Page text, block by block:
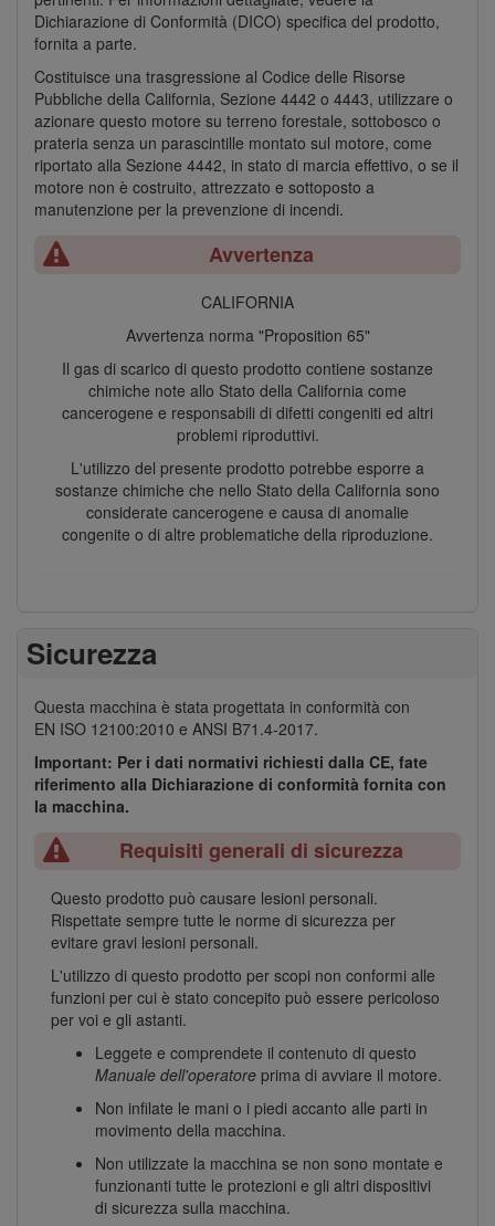
Dichiarazione di Conformità (DICO) specifica del prodotto,
fornita a parte.
Costituisce una trasgressione al Codice delle Risorse
Pubbliche della California, Sezione 4442 o 4443, utilizzare o
azionare questo motore su terreno forestale, sottobosco o
prateria senza un parascintille montato sul motore, come
riportato alla Sezione 4442, in stato di marcia effettivo, o se il
motore non è costruito, attrezzato e sottoposto a
manutenzione per la prevenzione di incendi.
Avvertenza
CALIFORNIA
Avvertenza norma "Proposition 65"
Il gas di scarico di questo prodotto contiene sostanze
chimiche note allo Stato della California come
cancerogene e responsabili di difetti congeniti ed altri
problemi riproduttivi.
L'utilizzo del presente prodotto potrebbe esporre a
sostanze chimiche che nello Stato della California sono
considerate cancerogene e causa di anomalie
congenite o di altre problematiche della riproduzione.
Sicurezza
Questa macchina è stata progettata in conformità con
EN ISO 12100:2010 e ANSI B71.4-2017.
Important: Per i dati normativi richiesti dalla CE, fate
riferimento alla Dichiarazione di conformità fornita con
la macchina.
Requisiti generali di sicurezza
Questo prodotto può causare lesioni personali.
Rispettate sempre tutte le norme di sicurezza per
evitare gravi lesioni personali.
L'utilizzo di questo prodotto per scopi non conformi alle
funzioni per cui è stato concepito può essere pericoloso
per voi e gli astanti.
Leggete e comprendete il contenuto di questo
Manuale dell'operatore prima di avviare il motore.
Non infilate le mani o i piedi accanto alle parti in
movimento della macchina.
Non utilizzate la macchina se non sono montate e
funzionanti tutte le protezioni e gli altri dispositivi
di sicurezza sulla macchina.